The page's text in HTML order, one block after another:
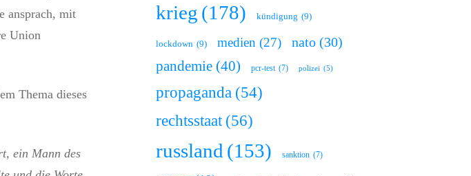
ansprach, mit
Union
Thema dieses
ein Mann des
krieg (178) kündigung (9)
lockdown (9) medien (27) nato (30)
pandemie (40) pcr-test (7) polizei (5)
propaganda (54)
rechtsstaat (56)
russland (153) sanktion (7)